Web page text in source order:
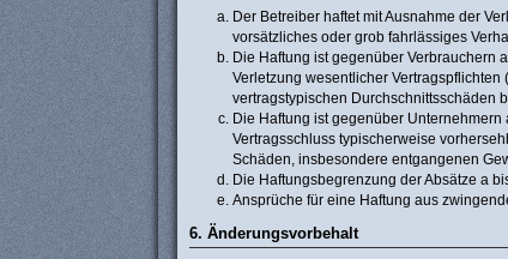
Der Betreiber haftet mit Ausnahme der
vorsätzliches oder grob fahrlässiges
Die Haftung ist gegenüber Verbrauchern
Verletzung wesentlicher
vertragstypischen Durchschnittsschäden
Die Haftung ist gegenüber
Vertragsschluss typischerweise
Schäden, insbesondere entgangenen
Die Haftungsbegrenzung der Absätze a
Ansprüche für eine Haftung aus
6. Änderungsvorbehalt